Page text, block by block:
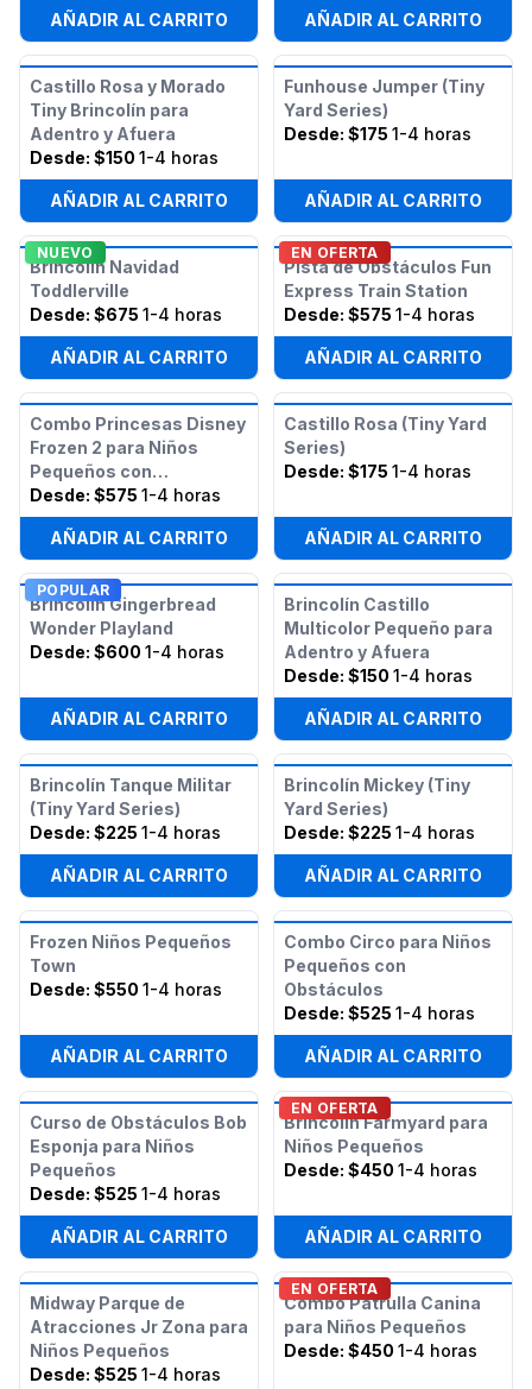
AÑADIR AL CARRITO AÑADIR AL CARRITO
Castillo Rosa y Morado
Tiny Brincolín para
Adentro y Afuera
Desde: $150 1-4 horas
AÑADIR AL CARRITO
Funhouse Jumper (Tiny
Yard Series)
Desde: $175 1-4 horas
AÑADIR AL CARRITO
NUEVO
Brincolín Navidad
Toddlerville
Desde: $675 1-4 horas
AÑADIR AL CARRITO
EN OFERTA
Pista de Obstáculos Fun
Express Train Station
Desde: $575 1-4 horas
AÑADIR AL CARRITO
Combo Princesas Disney
Frozen 2 para Niños
Pequeños con
Obstáculos
Desde: $575 1-4 horas
AÑADIR AL CARRITO
Castillo Rosa (Tiny Yard
Series)
Desde: $175 1-4 horas
AÑADIR AL CARRITO
POPULAR
Brincolín Gingerbread
Wonder Playland
Desde: $600 1-4 horas
AÑADIR AL CARRITO
Brincolín Castillo
Multicolor Pequeño para
Adentro y Afuera
Desde: $150 1-4 horas
AÑADIR AL CARRITO
Brincolín Tanque Militar
(Tiny Yard Series)
Desde: $225 1-4 horas
AÑADIR AL CARRITO
Brincolín Mickey (Tiny
Yard Series)
Desde: $225 1-4 horas
AÑADIR AL CARRITO
Frozen Niños Pequeños
Town
Desde: $550 1-4 horas
AÑADIR AL CARRITO
Combo Circo para Niños
Pequeños con
Obstáculos
Desde: $525 1-4 horas
AÑADIR AL CARRITO
Curso de Obstáculos Bob
Esponja para Niños
Pequeños
Desde: $525 1-4 horas
AÑADIR AL CARRITO
EN OFERTA
Brincolín Farmyard para
Niños Pequeños
Desde: $450 1-4 horas
AÑADIR AL CARRITO
Midway Parque de
Atracciones Jr Zona para
Niños Pequeños
Desde: $525 1-4 horas
EN OFERTA
Combo Patrulla Canina
para Niños Pequeños
Desde: $450 1-4 horas